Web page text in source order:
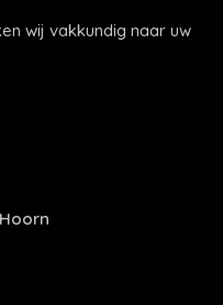
wij vakkundig naar uw